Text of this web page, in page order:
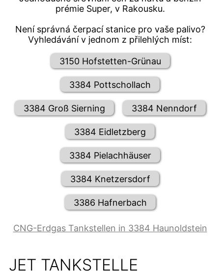
prémie Super, v Rakousku.
Není správná čerpací stanice pro vaše palivo?
Vyhledávání v jednom z přilehlých míst:
3150 Hofstetten-Grünau
3384 Pottschollach
3384 Groß Sierning 3384 Nenndorf
3384 Eidletzberg
3384 Pielachhäuser
3384 Knetzersdorf
3386 Hafnerbach
CNG-Erdgas Tankstellen in 3384 Haunoldstein
JET TANKSTELLE